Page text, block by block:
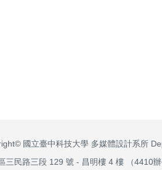
國立臺中科技大學 多媒體設計系所
三民路三段 129 號 - 昌明樓 4 樓 （4410